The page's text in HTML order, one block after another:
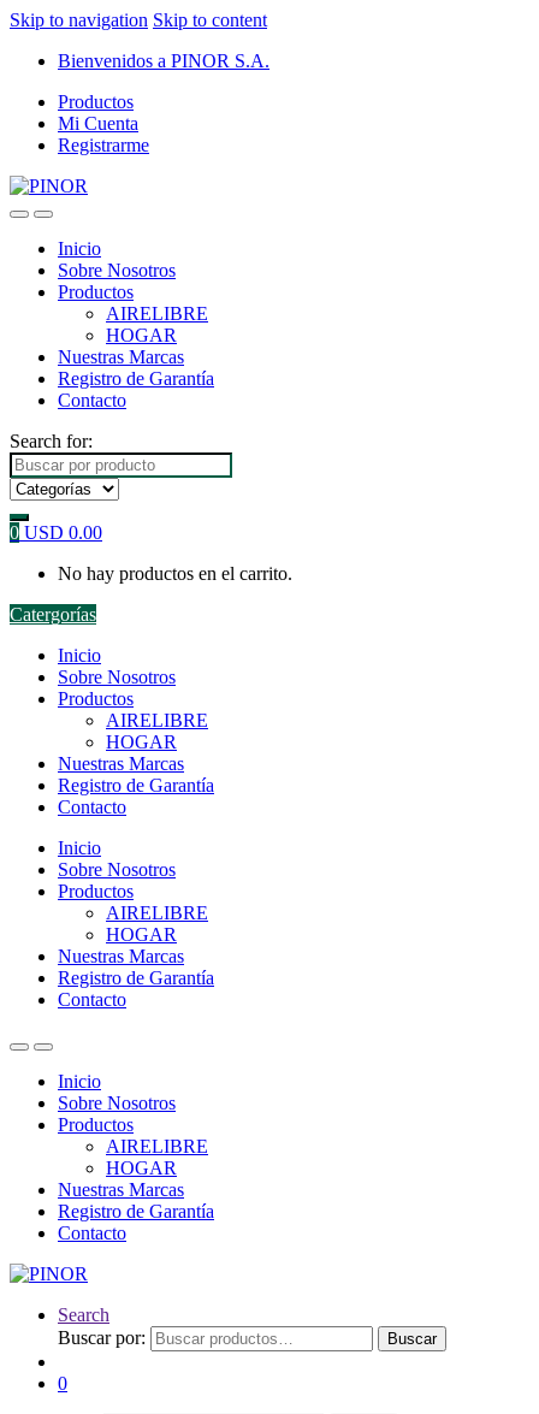
Skip to navigation Skip to content
Bienvenidos a PINOR S.A.
Productos
Mi Cuenta
Registrarme
Inicio
Sobre Nosotros
Productos
AIRELIBRE
HOGAR
Nuestras Marcas
Registro de Garantía
Contacto
Search for:
0 USD 0.00
No hay productos en el carrito.
Catergorías
Inicio
Sobre Nosotros
Productos
AIRELIBRE
HOGAR
Nuestras Marcas
Registro de Garantía
Contacto
Inicio
Sobre Nosotros
Productos
AIRELIBRE
HOGAR
Nuestras Marcas
Registro de Garantía
Contacto
Inicio
Sobre Nosotros
Productos
AIRELIBRE
HOGAR
Nuestras Marcas
Registro de Garantía
Contacto
Search
Buscar por:
Buscar
0